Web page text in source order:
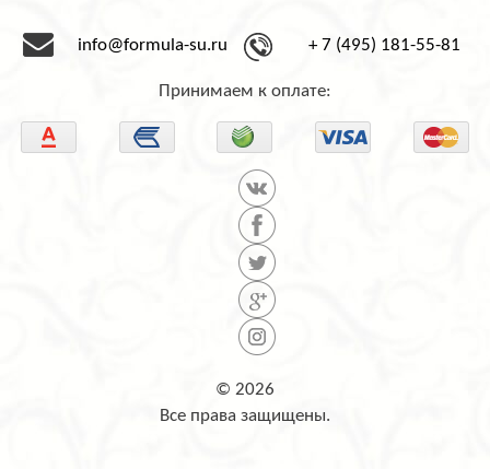
info@formula-su.ru + 7 (495) 181-55-81
Принимаем к оплате:
© 2026
Все права защищены.